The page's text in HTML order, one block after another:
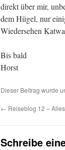
direkt über mir,
dem Hügel, nur
Wiedersehen
Bis bald
Horst
Dieser Beitrag wurde
← Reiseblog 12 –
Schreibe